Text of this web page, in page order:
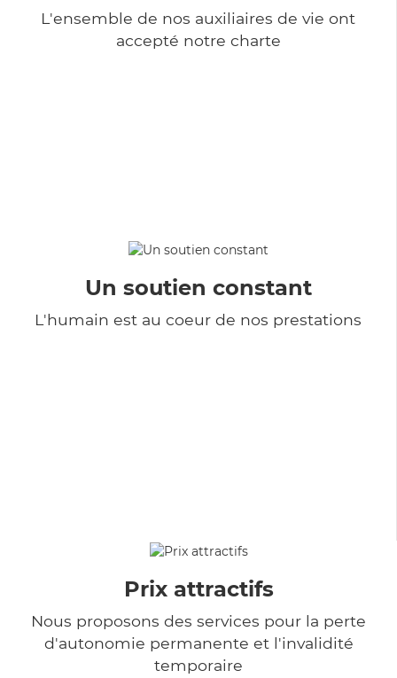
L'ensemble de nos auxiliaires de vie ont
accepté notre charte
Un soutien constant
L'humain est au coeur de nos prestations
Prix attractifs
Nous proposons des services pour la perte
d'autonomie permanente et l'invalidité
temporaire